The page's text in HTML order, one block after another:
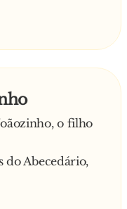
o filho
do Abecedário,